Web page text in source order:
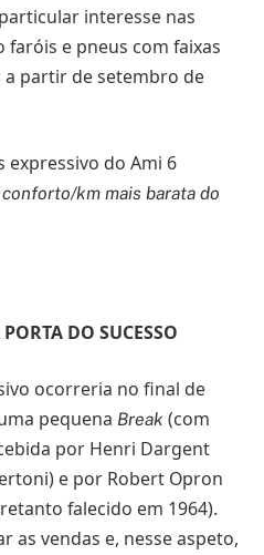
interesse nas
e pneus com faixas
a partir de setembro de
expressivo do Ami 6
km mais barata do
DO SUCESSO
ocorreria no final de
pequena Break (com
por Henri Dargent
e por Robert Opron
falecido em 1964).
as vendas e, nesse aspeto,